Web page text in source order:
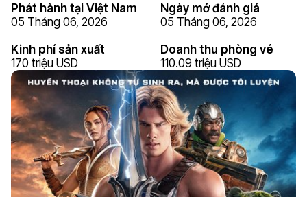
Phát hành tại Việt Nam
05 Tháng 06, 2026
Ngày mở đánh giá
05 Tháng 06, 2026
Kinh phí sản xuất
170 triệu USD
Doanh thu phòng vé
110.09 triệu USD